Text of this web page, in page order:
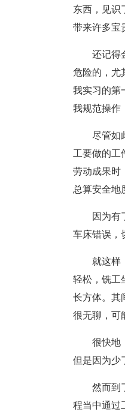
东西，见识
带来许多宝
还记得
危险的，尤
我实习的第
我规范操作
尽管如
工要做的工
劳动成果时
总算安全地
因为有
车床错误，
就这样
轻松，铣工
长方体。其
很无聊，可
很快地
但是因为少
然而到
程当中通过